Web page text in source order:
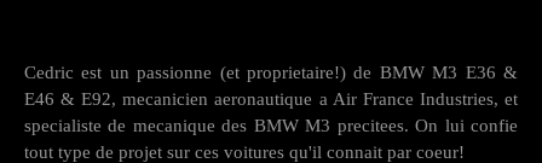
Cedric est un passionne (et proprietaire!) de BMW M3 E36 &
E46 & E92, mecanicien aeronautique a Air France Industries, et
specialiste de mecanique des BMW M3 precitees. On lui confie
tout type de projet sur ces voitures qu'il connait par coeur!